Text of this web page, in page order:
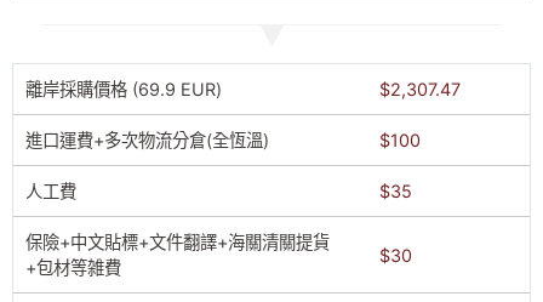
離岸採購價格 (69.9 EUR) $2,307.47
進口運費+多次物流分倉(全恆溫) $100
人工費 $35
保險+中文貼標+文件翻譯+海關清關提貨
+包材等雑費
$30